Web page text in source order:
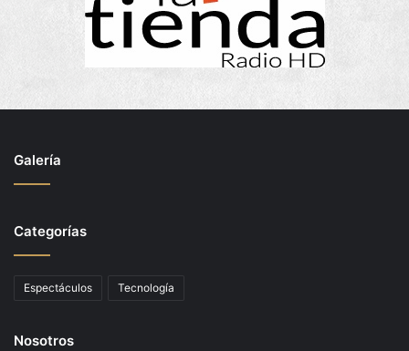
Galería
Categorías
Espectáculos Tecnología
Nosotros